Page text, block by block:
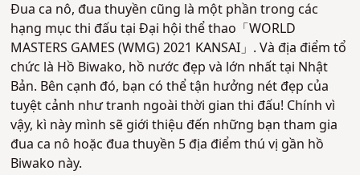
Đua ca nô, đua thuyền cũng là một phần trong các
hạng mục thi đấu tại Đại hội thể thao 「WORLD
MASTERS GAMES (WMG) 2021 KANSAI」 . Và địa điểm tổ
chức là Hồ Biwako, hồ nước đẹp và lớn nhất tại Nhật
Bản. Bên cạnh đó, bạn có thể tận hưởng nét đẹp của
tuyệt cảnh như tranh ngoài thời gian thi đấu! Chính vì
vậy, kì này mình sẽ giới thiệu đến những bạn tham gia
đua ca nô hoặc đua thuyền 5 địa điểm thú vị gần hồ
Biwako này.